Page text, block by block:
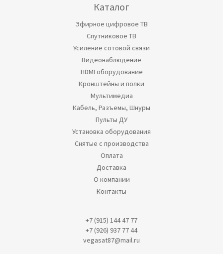
Каталог
Эфирное цифровое ТВ
Спутниковое ТВ
Усиление сотовой связи
Видеонаблюдение
HDMI оборудование
Кронштейны и полки
Мультимедиа
Кабель, Разъемы, Шнуры
Пульты ДУ
Установка оборудования
Снятые с производства
Оплата
Доставка
О компании
Контакты
+7 (915) 144 47 77
+7 (926) 937 77 44
vegasat87@mail.ru